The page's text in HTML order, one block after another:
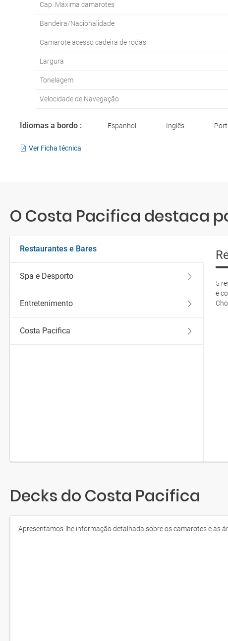
Cap. Máxima camarotes
Bandeira/Nacionalidade
Camarote acesso cadeira de rodas
Largura
Tonelagem
Velocidade de Navegação
Idiomas a bordo : Espanhol Inglês
Ver Ficha técnica
O Costa Pacifica destaca
Restaurantes e Bares
Spa e Desporto
Entretenimento
Costa Pacifica
5
e
Decks do Costa Pacifica
Apresentamos-lhe informação detalhada sobre os camarotes e as